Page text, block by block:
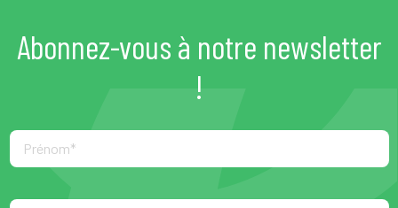
Abonnez-vous à notre newsletter
!